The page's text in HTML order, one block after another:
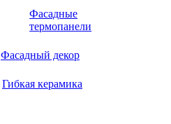
Фасадные
термопанели
Фасадный декор
Гибкая керамика